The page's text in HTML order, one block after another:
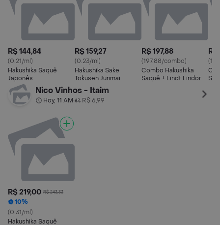
R$ 144,84
(0.21/ml)
Hakushika Saquê
Japonês
R$ 159,27
(0.23/ml)
Hakushika Sake
Tokusen Junmai
R$ 197,88
(197.88/combo)
Combo Hakushika
Saquê + Lindt Lindor
R$
Nico Vinhos - Itaim
Hoy, 11 AM• R$ 6,99
R$ 219,00 R$ 243,33
10%
(0.31/ml)
Hakushika Saquê